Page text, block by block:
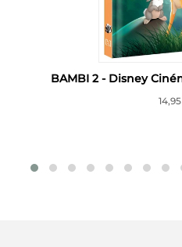
BAMBI 2 - Disney